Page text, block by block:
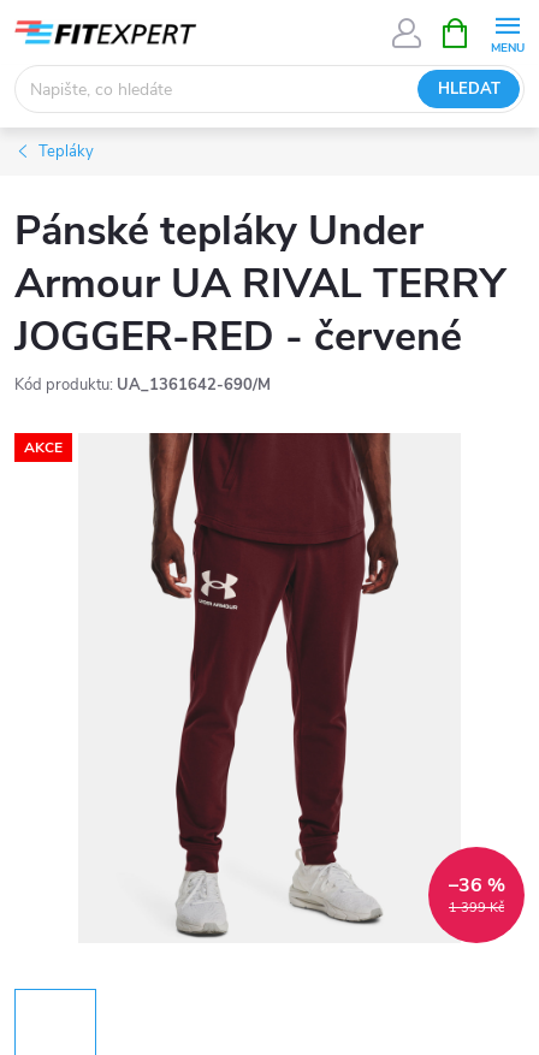
obsah
HLEDAT
NÁKUPNÍ
KOŠÍK
Tepláky
Pánské tepláky Under
Armour UA RIVAL TERRY
JOGGER-RED - červené
Kód produktu: UA_1361642-690/M
AKCE
1 399 Kč
–36 %